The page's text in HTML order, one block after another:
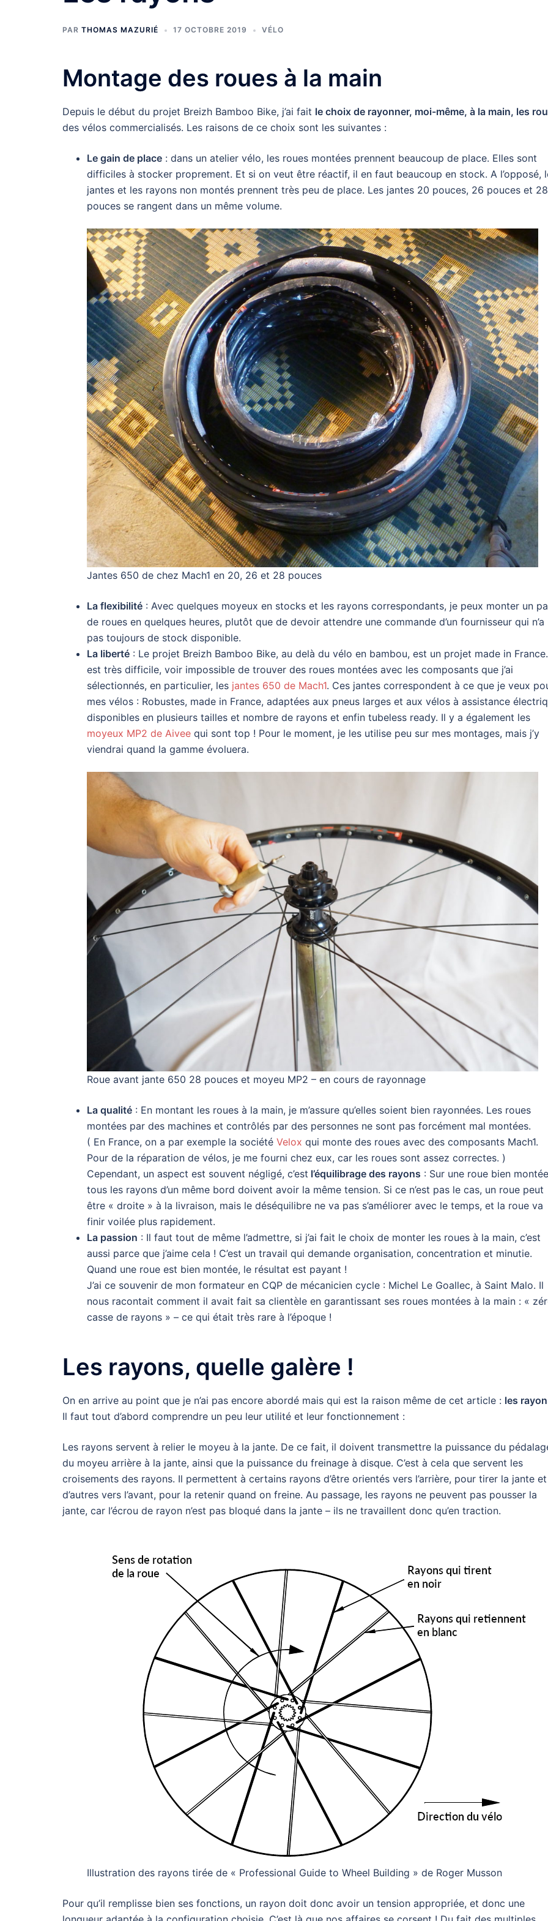
PAR THOMAS MAZURIÉ 17 OCTOBRE 2019 VÉLO
Montage des roues à la main
Depuis le début du projet Breizh Bamboo Bike, j’ai fait le choix de rayonner, moi-même, à la main, les
des vélos commercialisés. Les raisons de ce choix sont les suivantes :
Le gain de place : dans un atelier vélo, les roues montées prennent beaucoup de place. Elles sont
difficiles à stocker proprement. Et si on veut être réactif, il en faut beaucoup en stock. A l’opposé,
jantes et les rayons non montés prennent très peu de place. Les jantes 20 pouces, 26 pouces et 28
pouces se rangent dans un même volume.
Jantes 650 de chez Mach1 en 20, 26 et 28 pouces
La flexibilité : Avec quelques moyeux en stocks et les rayons correspondants, je peux monter un
de roues en quelques heures, plutôt que de devoir attendre une commande d’un fournisseur qui n’a
pas toujours de stock disponible.
La liberté : Le projet Breizh Bamboo Bike, au delà du vélo en bambou, est un projet made in
est très difficile, voir impossible de trouver des roues montées avec les composants que j’ai
sélectionnés, en particulier, les jantes 650 de Mach1. Ces jantes correspondent à ce que je veux
mes vélos : Robustes, made in France, adaptées aux pneus larges et aux vélos à assistance
disponibles en plusieurs tailles et nombre de rayons et enfin tubeless ready. Il y a également les
moyeux MP2 de Aivee qui sont top ! Pour le moment, je les utilise peu sur mes montages, mais j’y
viendrai quand la gamme évoluera.
Roue avant jante 650 28 pouces et moyeu MP2 – en cours de rayonnage
La qualité : En montant les roues à la main, je m’assure qu’elles soient bien rayonnées. Les roues
montées par des machines et contrôlés par des personnes ne sont pas forcément mal montées.
( En France, on a par exemple la société Velox qui monte des roues avec des composants Mach1.
Pour de la réparation de vélos, je me fourni chez eux, car les roues sont assez correctes. )
Cependant, un aspect est souvent négligé, c’est l’équilibrage des rayons : Sur une roue bien
tous les rayons d’un même bord doivent avoir la même tension. Si ce n’est pas le cas, un roue peut
être « droite » à la livraison, mais le déséquilibre ne va pas s’améliorer avec le temps, et la roue va
finir voilée plus rapidement.
La passion : Il faut tout de même l’admettre, si j’ai fait le choix de monter les roues à la main, c’est
aussi parce que j’aime cela ! C’est un travail qui demande organisation, concentration et minutie.
Quand une roue est bien montée, le résultat est payant !
J’ai ce souvenir de mon formateur en CQP de mécanicien cycle : Michel Le Goallec, à Saint Malo. Il
nous racontait comment il avait fait sa clientèle en garantissant ses roues montées à la main : «
casse de rayons » – ce qui était très rare à l’époque !
Les rayons, quelle galère !
On en arrive au point que je n’ai pas encore abordé mais qui est la raison même de cet article : les
Il faut tout d’abord comprendre un peu leur utilité et leur fonctionnement :
Les rayons servent à relier le moyeu à la jante. De ce fait, il doivent transmettre la puissance du
du moyeu arrière à la jante, ainsi que la puissance du freinage à disque. C’est à cela que servent les
croisements des rayons. Il permettent à certains rayons d’être orientés vers l’arrière, pour tirer la jante et
d’autres vers l’avant, pour la retenir quand on freine. Au passage, les rayons ne peuvent pas pousser la
jante, car l’écrou de rayon n’est pas bloqué dans la jante – ils ne travaillent donc qu’en traction.
Illustration des rayons tirée de « Professional Guide to Wheel Building » de Roger Musson
Pour qu’il remplisse bien ses fonctions, un rayon doit donc avoir un tension appropriée, et donc une